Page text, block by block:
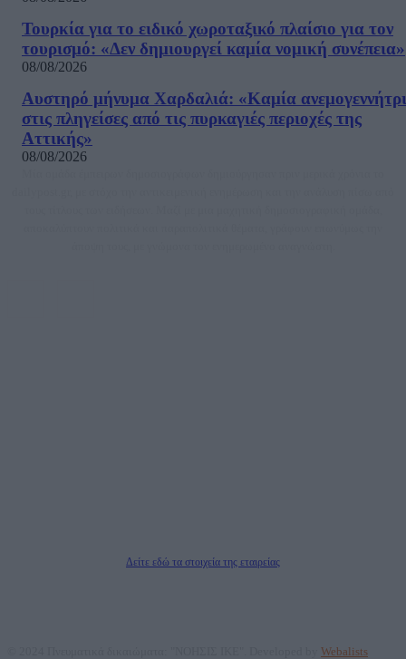
Τουρκία για το ειδικό χωροταξικό πλαίσιο για τον
τουρισμό: «Δεν δημιουργεί καμία νομική συνέπεια»
08/08/2026
Αυστηρό μήνυμα Χαρδαλιά: «Καμία
στις πληγείσες από τις πυρκαγιές περιοχές της
Αττικής»
08/08/2026
Δείτε εδώ τα στοιχεία της εταιρείας
Webalists